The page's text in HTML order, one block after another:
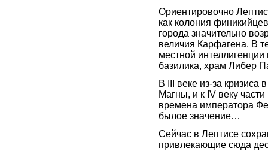
Ориентировочно
как колония
города значительно
величия Карфагена. В
местной
базилика, храм Либер
В III веке из-за кризиса
Магны, и к IV веку
времена императора
былое значение…
Сейчас в Лептисе
привлекающие сюда